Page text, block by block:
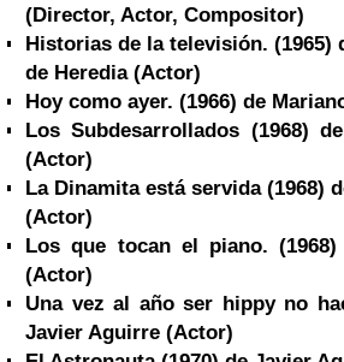
(Director, Actor, Compositor)
Historias de la televisión. (1965)
de Heredia (Actor)
Hoy como ayer. (1966) de
Los Subdesarrollados (1968)
(Actor)
La Dinamita está servida (1968)
(Actor)
Los que tocan el piano. (1968)
(Actor)
Una vez al año ser hippy no
Javier Aguirre (Actor)